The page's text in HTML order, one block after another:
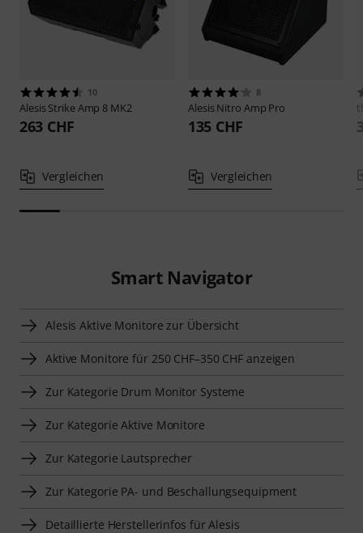
10
AlesisStrike Amp 8 MK2
263 CHF
Vergleichen
8
AlesisNitro Amp Pro
135 CHF
Vergleichen
Smart Navigator
Alesis Aktive Monitore zur Übersicht
Aktive Monitore für 250 CHF–350 CHF anzeigen
Zur Kategorie Drum Monitor Systeme
Zur Kategorie Aktive Monitore
Zur Kategorie Lautsprecher
Zur Kategorie PA- und Beschallungsequipment
Detaillierte Herstellerinfos für Alesis